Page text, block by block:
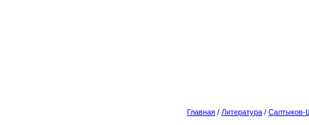
Главная / Литература / Салтыков-